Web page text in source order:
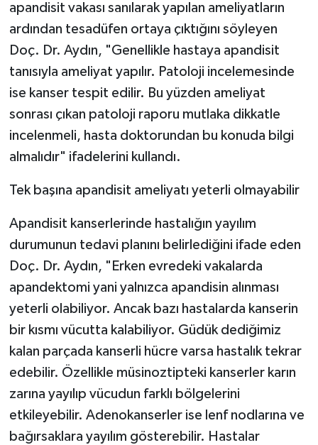
apandisit vakası sanılarak yapılan ameliyatların
ardından tesadüfen ortaya çıktığını söyleyen
Doç. Dr. Aydın, "Genellikle hastaya apandisit
tanısıyla ameliyat yapılır. Patoloji incelemesinde
ise kanser tespit edilir. Bu yüzden ameliyat
sonrası çıkan patoloji raporu mutlaka dikkatle
incelenmeli, hasta doktorundan bu konuda bilgi
almalıdır" ifadelerini kullandı.
Tek başına apandisit ameliyatı yeterli olmayabilir
Apandisit kanserlerinde hastalığın yayılım
durumunun tedavi planını belirlediğini ifade eden
Doç. Dr. Aydın, "Erken evredeki vakalarda
apandektomi yani yalnızca apandisin alınması
yeterli olabiliyor. Ancak bazı hastalarda kanserin
bir kısmı vücutta kalabiliyor. Güdük dediğimiz
kalan parçada kanserli hücre varsa hastalık tekrar
edebilir. Özellikle müsinoztipteki kanserler karın
zarına yayılıp vücudun farklı bölgelerini
etkileyebilir. Adenokanserler ise lenf nodlarına ve
bağırsaklara yayılım gösterebilir. Hastalar